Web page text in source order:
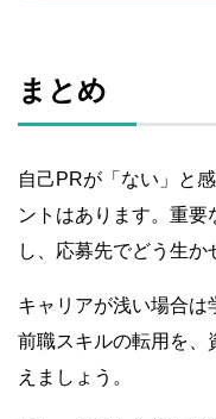
まとめ
自己PRが「ない」と
ントはあります。重要
し、応募先でどう生か
キャリアが浅い場合は
前職スキルの転用を、
えましょう。